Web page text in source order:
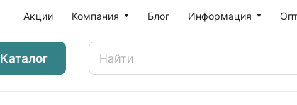
Акции Компания Блог Информация
Каталог